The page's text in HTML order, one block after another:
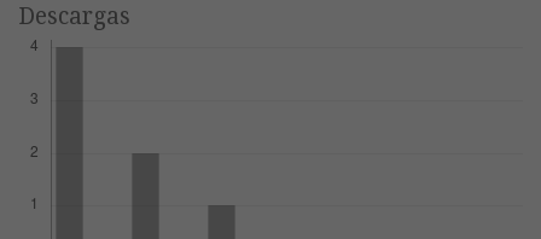
Descargas